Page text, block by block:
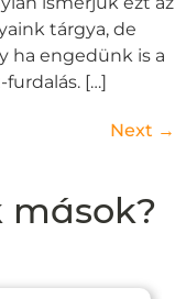
tárgya, de
ha engedünk is a
[…]
Next →